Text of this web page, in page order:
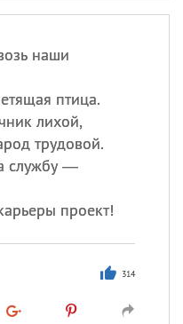
наши
птица.
лихой,
трудовой.
службу —
проект!
314